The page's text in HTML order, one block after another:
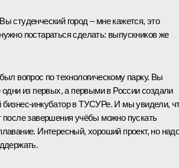
студенческий город – мне кажется, это
постараться сделать: выпускников же
вопрос по технологическому парку. Вы
из первых, а первыми в России создали
бизнес-инкубатор в ТУСУРе. И мы увидели,
после завершения учёбы можно пускать
Интересный, хороший проект, но